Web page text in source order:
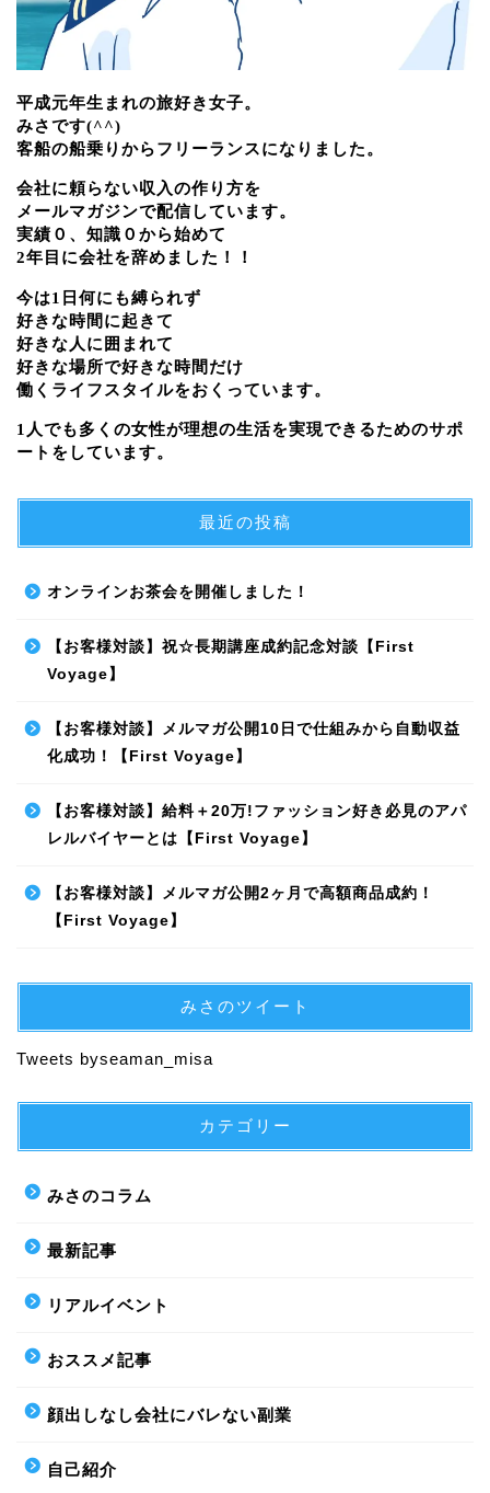
平成元年生まれの旅好き女子。
みさです(^^)
客船の船乗りからフリーランスになりました。
会社に頼らない収入の作り方を
メールマガジンで配信しています。
実績０、知識０から始めて
2年目に会社を辞めました！！
今は1日何にも縛られず
好きな時間に起きて
好きな人に囲まれて
好きな場所で好きな時間だけ
働くライフスタイルをおくっています。
1人でも多くの女性が理想の生活を実現できるためのサポ
ートをしています。
最近の投稿
オンラインお茶会を開催しました！
【お客様対談】祝☆長期講座成約記念対談【First
Voyage】
【お客様対談】メルマガ公開10日で仕組みから自動収益
化成功！【First Voyage】
【お客様対談】給料＋20万!ファッション好き必見のアパ
レルバイヤーとは【First Voyage】
【お客様対談】メルマガ公開2ヶ月で高額商品成約！
【First Voyage】
みさのツイート
Tweets byseaman_misa
カテゴリー
みさのコラム
最新記事
リアルイベント
おススメ記事
顔出しなし会社にバレない副業
自己紹介